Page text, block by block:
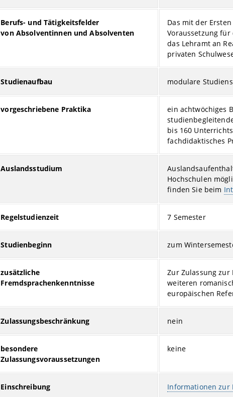
Berufs- und Tätigkeitsfelder
von Absolventinnen und Absolventen
Das mit der
Voraussetzung
das Lehramt an
privaten
Studienaufbau modulare
vorgeschriebene Praktika
ein achtwöchiges
bis 160
fachdidaktisches
Auslandsstudium
Hochschulen
finden Sie beim
Regelstudienzeit 7 Semester
Studienbeginn zum
zusätzliche
Fremdsprachenkenntnisse
Zur Zulassung zur
weiteren
europäischen
Zulassungsbeschränkung nein
besondere
Zulassungsvoraussetzungen
keine
Einschreibung Informationen zur